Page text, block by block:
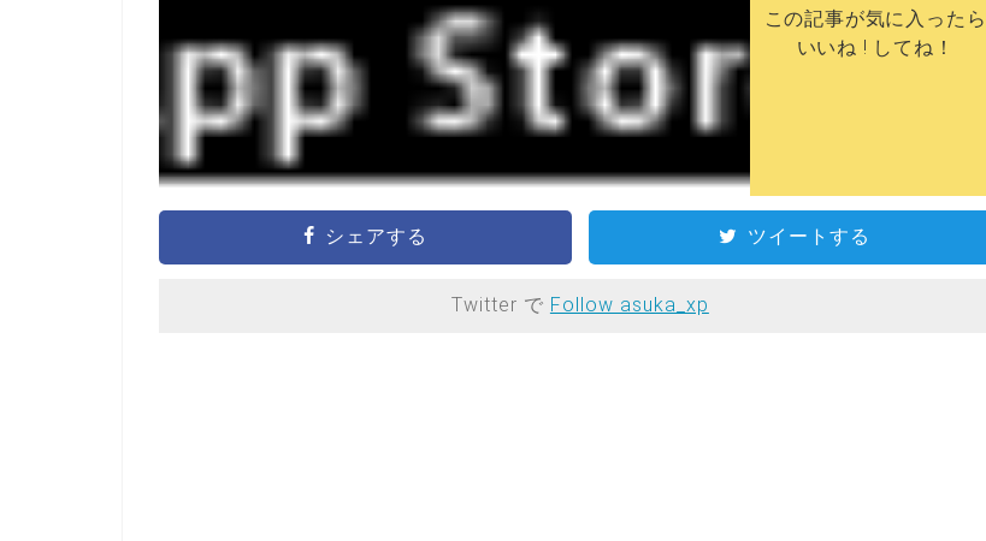
この記事が気に入ったら
いいね ! してね！
シェアする ツイートする
Twitter で Follow asuka_xp